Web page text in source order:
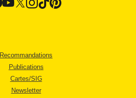
Recommandations
Publications
Cartes/SIG
Newsletter